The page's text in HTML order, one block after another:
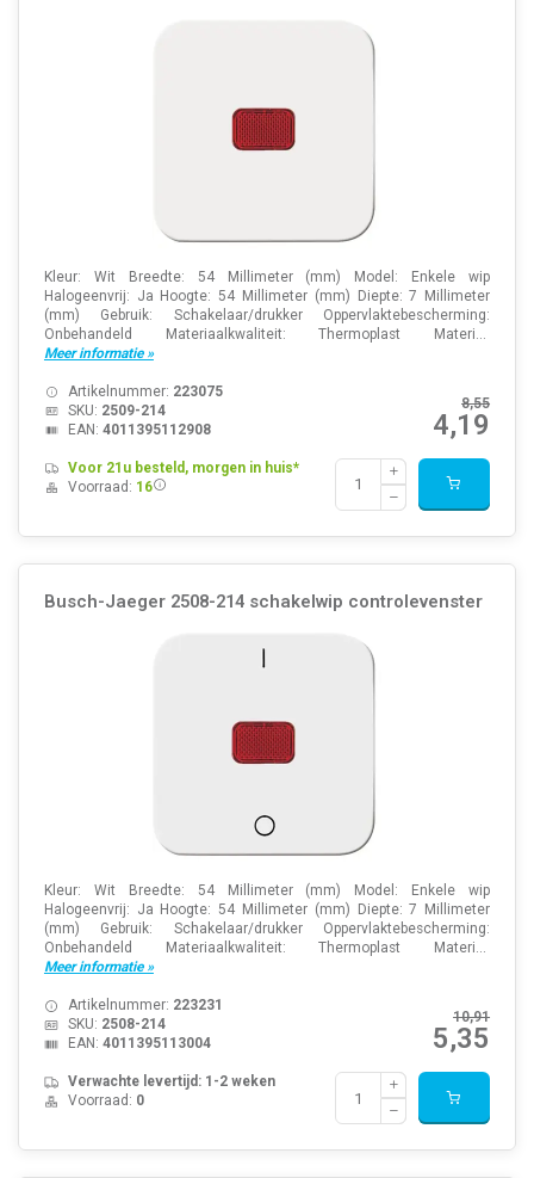
Kleur: Wit Breedte: 54 Millimeter (mm) Model: Enkele wip
Halogeenvrij: Ja Hoogte: 54 Millimeter (mm) Diepte: 7 Millimeter
(mm) Gebruik: Schakelaar/drukker Oppervlaktebescherming:
Onbehandeld Materiaalkwaliteit: Thermoplast Materi...
Meer informatie »
8,55
4,19
Artikelnummer: 223075
SKU: 2509-214
EAN: 4011395112908
Voor 21u besteld, morgen in huis*
Voorraad: 16
Busch-Jaeger 2508-214 schakelwip controlevenster
Kleur: Wit Breedte: 54 Millimeter (mm) Model: Enkele wip
Halogeenvrij: Ja Hoogte: 54 Millimeter (mm) Diepte: 7 Millimeter
(mm) Gebruik: Schakelaar/drukker Oppervlaktebescherming:
Onbehandeld Materiaalkwaliteit: Thermoplast Materi...
Meer informatie »
10,91
5,35
Artikelnummer: 223231
SKU: 2508-214
EAN: 4011395113004
Verwachte levertijd: 1-2 weken
Voorraad: 0